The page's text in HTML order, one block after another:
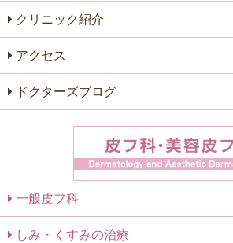
クリニック紹介
アクセス
ドクターズブログ
一般皮フ科
しみ・くすみの治療